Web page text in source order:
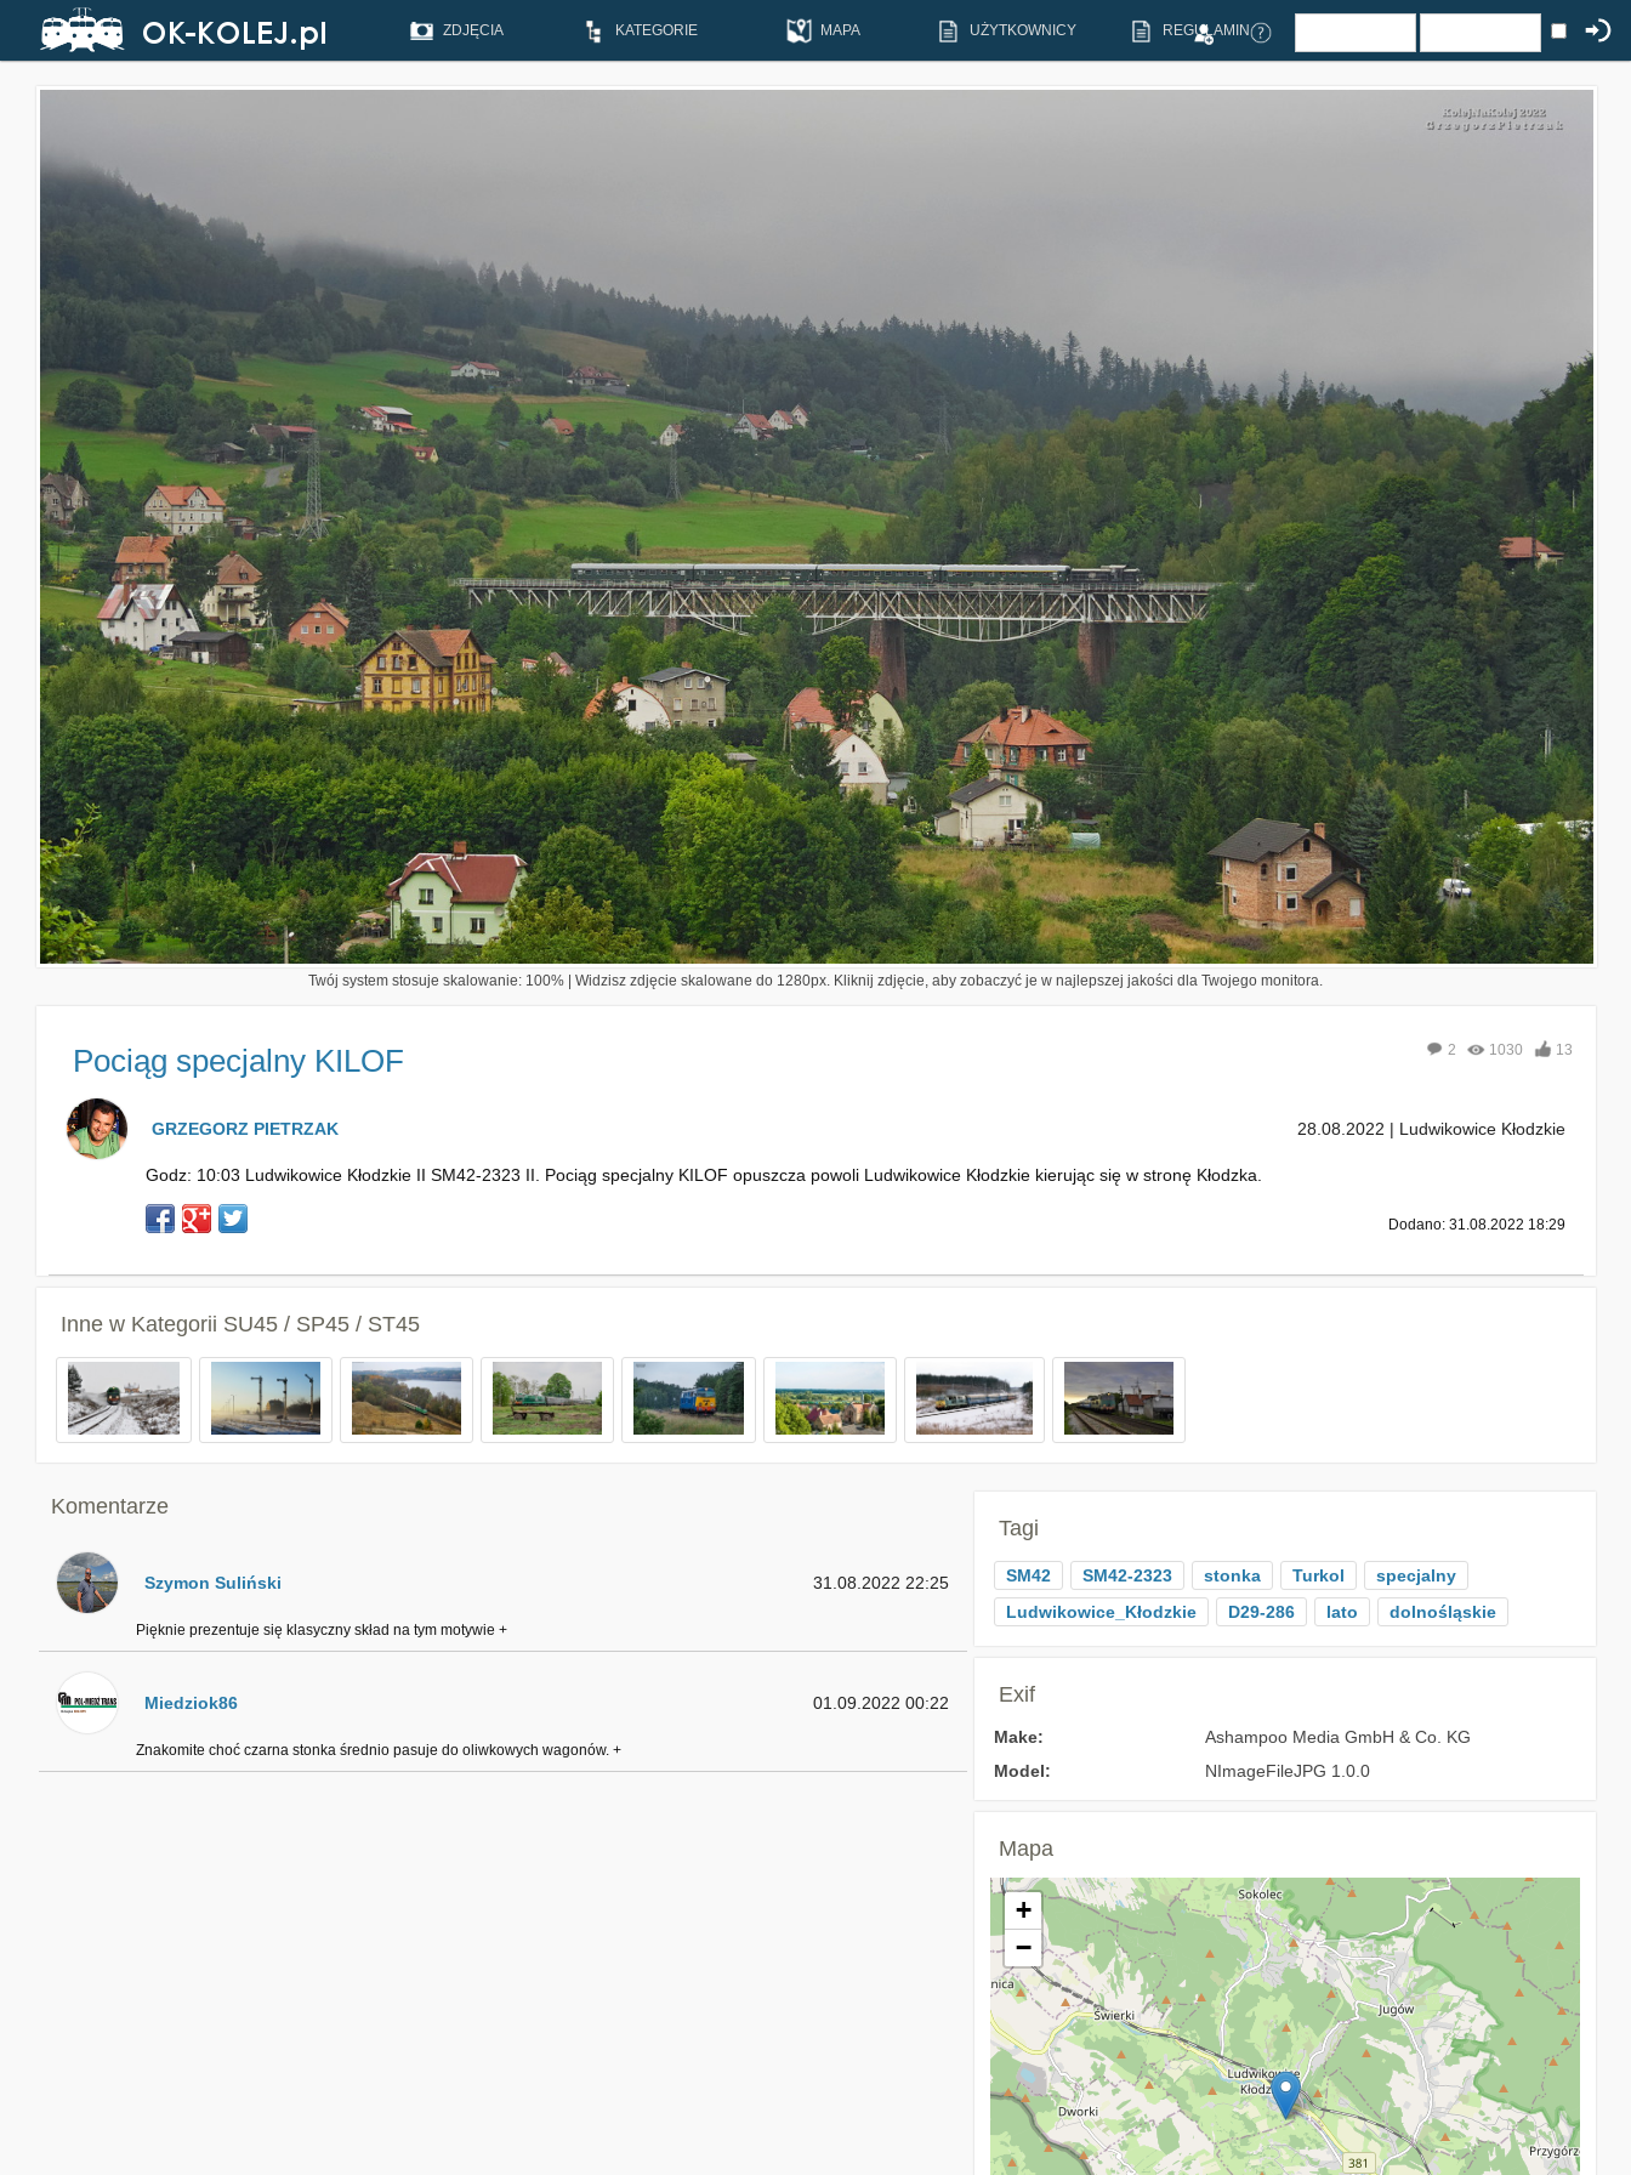
ZDJĘCIA KATEGORIE MAPA UŻYTKOWNICY REGULAMIN
Twój system stosuje skalowanie: 100% | Widzisz zdjęcie skalowane do 1280px. Kliknij zdjęcie, aby zobaczyć je w najlepszej jakości dla Twojego monitora.
Pociąg specjalny KILOF 2 1030 13
GRZEGORZ PIETRZAK 28.08.2022 | Ludwikowice Kłodzkie
Godz: 10:03 Ludwikowice Kłodzkie II SM42-2323 II. Pociąg specjalny KILOF opuszcza powoli Ludwikowice Kłodzkie kierując się w stronę Kłodzka.
Dodano: 31.08.2022 18:29
Inne w Kategorii SU45 / SP45 / ST45
Komentarze
Szymon Suliński 31.08.2022 22:25
Pięknie prezentuje się klasyczny skład na tym motywie +
Miedziok86 01.09.2022 00:22
Znakomite choć czarna stonka średnio pasuje do oliwkowych wagonów. +
Tagi
SM42 SM42-2323 stonka Turkol
specjalny
Ludwikowice_Kłodzkie
D29-286 lato dolnośląskie
Exif
Make:
Ashampoo Media GmbH & Co. KG
Model:
NImageFileJPG 1.0.0
Mapa
+
−